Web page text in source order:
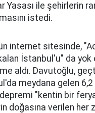
Yasası ile şehirlerin
istedi.
internet sitesinde,
İstanbul'u" da yok
aldı. Davutoğlu,
meydana gelen 6,2
"kentin bir
doğasına verilen her